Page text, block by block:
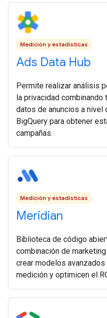
Medición y estadísticas
Ads Data Hub
Permite realizar análisis
la privacidad
datos de anuncios a nivel
BigQuery para obtener
campañas.
Medición y estadísticas
Meridian
Biblioteca de código
combinación de
crear modelos
medición y optimicen el